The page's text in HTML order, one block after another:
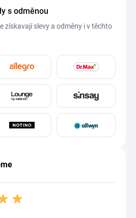
s odměnou
získavají slevy a odměny i v těchto